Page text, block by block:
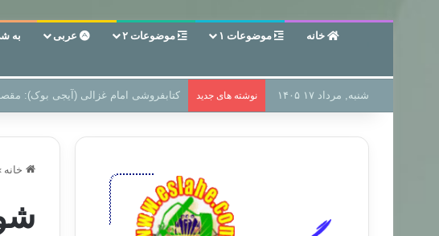
خانه موضوعات ۱ موضوعات ۲ عربی به
شنبه, مرداد ۱۷ ۱۴۰۵ نوشته های جدید سر دفتر فساد در زمین‌، دوری
خانه